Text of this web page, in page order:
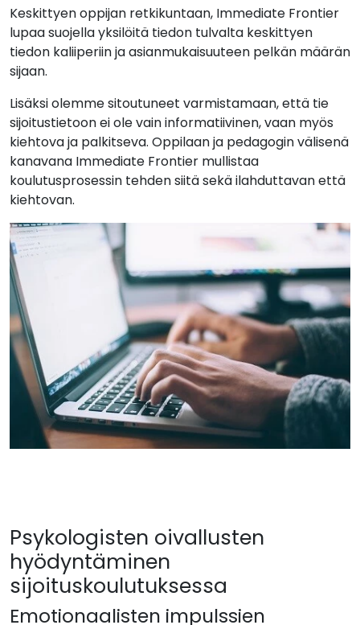
Keskittyen oppijan retkikuntaan, Immediate Frontier
lupaa suojella yksilöitä tiedon tulvalta keskittyen
tiedon kaliiperiin ja asianmukaisuuteen pelkän määrän
sijaan.
Lisäksi olemme sitoutuneet varmistamaan, että tie
sijoitustietoon ei ole vain informatiivinen, vaan myös
kiehtova ja palkitseva. Oppilaan ja pedagogin välisenä
kanavana Immediate Frontier mullistaa
koulutusprosessin tehden siitä sekä ilahduttavan että
kiehtovan.
Psykologisten oivallusten
hyödyntäminen
sijoituskoulutuksessa
Emotionaalisten impulssien